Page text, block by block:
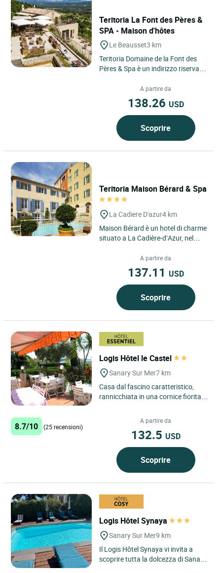
Teritoria La Font des Pères &
SPA - Maison d'hôtes
Le Beausset3 km
Teritoria Domaine de la Font des
Pères & Spa è un indirizzo riservato
della Provenza,...A partire da
138.26 USD
Scoprire
Teritoria Maison Bérard & Spa
La Cadiere D'azur4 km
Maison Bérard è un hotel di charme
situato a La Cadière-d’Azur, nel
Provenza-Alpi-Costa...
A partire da
137.11 USD
Scoprire
Logis Hôtel le Castel
Sanary Sur Mer7 km
Casa dal fascino caratteristico,
rannicchiata in una cornice fiorita,
L'accoglienza personalizzata...
8.7/10 (25 recensioni)
A partire da
132.5 USD
Scoprire
Logis Hôtel Synaya
Sanary Sur Mer9 km
Il Logis Hôtel Synaya vi invita a
scoprire tutta la dolcezza di Sanary-